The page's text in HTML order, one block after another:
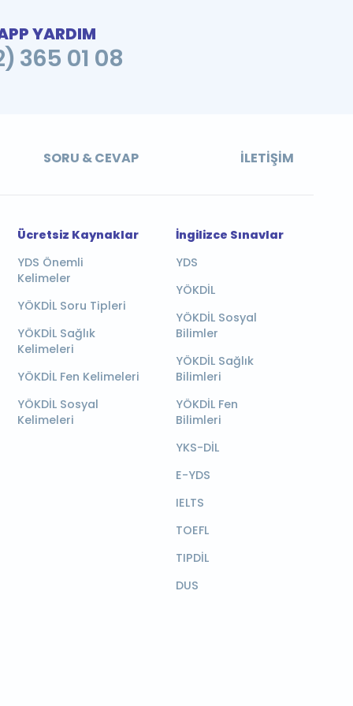
YARDIM
365 01 08
SORU & CEVAP İLETIŞIM
Ücretsiz Kaynaklar
YDS Önemli
Kelimeler
YÖKDİL Soru Tipleri
YÖKDİL Sağlık
Kelimeleri
YÖKDİL Fen Kelimeleri
YÖKDİL Sosyal
Kelimeleri
İngilizce Sınavlar
YDS
YÖKDİL
YÖKDİL Sosyal
Bilimler
YÖKDİL Sağlık
Bilimleri
YÖKDİL Fen
Bilimleri
YKS-DİL
E-YDS
IELTS
TOEFL
TIPDİL
DUS